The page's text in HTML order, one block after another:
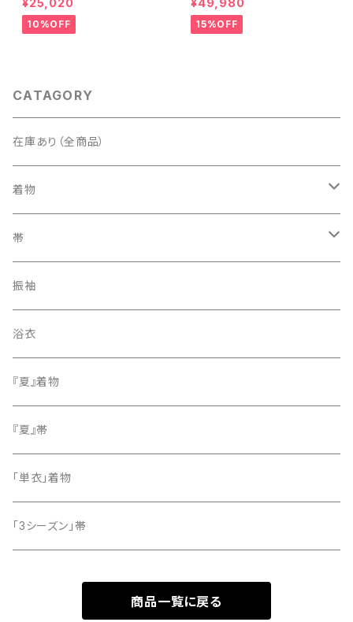
グレー 1435
10%OFF
テルカラー 1431
15%OFF
CATAGORY
在庫あり（全商品）
着物
訪問着・付下げ
紬
色無地
小紋
留袖
帯
袋帯
名古屋帯
振袖
浴衣
『夏』着物
『夏』帯
「単衣」着物
「3シーズン」帯
商品一覧に戻る